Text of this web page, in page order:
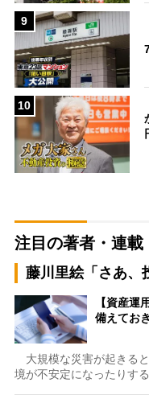
9
10
注目の著者・連載
藤川里絵「さあ、
【資産運
備えてお
大規模な災害が起きる
境が不安定になったりす